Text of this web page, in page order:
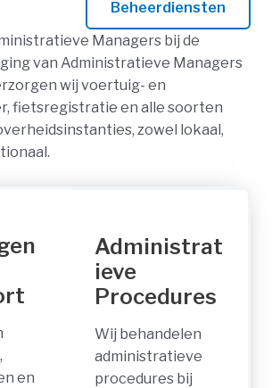
Beheerdiensten
Managers bij de
van Administratieve Managers
wij voertuig- en
fietsregistratie en alle soorten
zowel lokaal,
en
Administrat
ieve
Procedures
Wij behandelen
administratieve
procedures bij